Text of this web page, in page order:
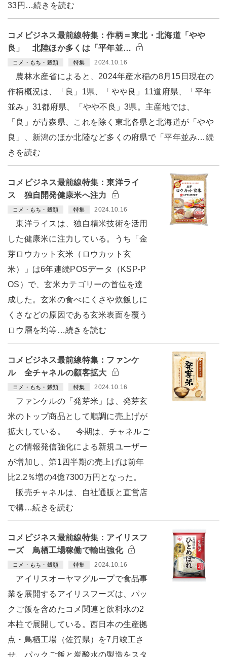
33円…続きを読む
コメビジネス最前線特集：作柄＝東北・北海道「やや
良」 北陸ほか多くは「平年並…
コメ・もち・穀類 特集 2024.10.16
農林水産省によると、2024年産水稲の8月15日現在の
作柄概況は、「良」1県、「やや良」11道府県、「平年
並み」31都府県、「やや不良」3県。主産地では、
「良」が青森県、これを除く東北各県と北海道が「やや
良」、新潟のほか北陸など多くの府県で「平年並み…続
きを読む
コメビジネス最前線特集：東洋ライ
ス 独自開発健康米へ注力
コメ・もち・穀類 特集 2024.10.16
東洋ライスは、独自精米技術を活用
した健康米に注力している。うち「金
芽ロウカット玄米（ロウカット玄
米）」は6年連続POSデータ（KSP-P
OS）で、玄米カテゴリーの首位を達
成した。玄米の食べにくさや炊飯しに
くさなどの原因である玄米表面を覆う
ロウ層を均等…続きを読む
コメビジネス最前線特集：ファンケ
ル 全チャネルの顧客拡大
コメ・もち・穀類 特集 2024.10.16
ファンケルの「発芽米」は、発芽玄
米のトップ商品として順調に売上げが
拡大している。 今期は、チャネルご
との情報発信強化による新規ユーザー
が増加し、第1四半期の売上げは前年
比2.2％増の4億7300万円となった。
販売チャネルは、自社通販と直営店
で構…続きを読む
コメビジネス最前線特集：アイリスフ
ーズ 鳥栖工場稼働で輸出強化
コメ・もち・穀類 特集 2024.10.16
アイリスオーヤマグループで食品事
業を展開するアイリスフーズは、パッ
クご飯を含めたコメ関連と飲料水の2
本柱で展開している。西日本の生産拠
点・鳥栖工場（佐賀県）を7月竣工さ
せ、パックご飯と炭酸水の製造をスタ